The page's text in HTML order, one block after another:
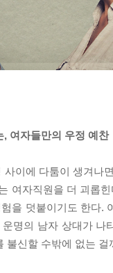
, 여자들만의 우정 예찬
사이에 다툼이 생겨
여자직원을 더 괴롭
을 덧붙이기도 한다.
명의 남자 상대가
불신할 수밖에 없는 걸